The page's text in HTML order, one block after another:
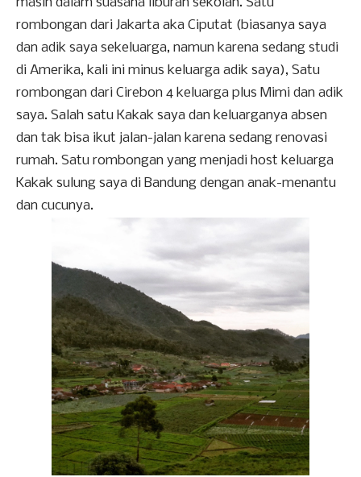
rombongan dari Jakarta aka Ciputat (biasanya saya
dan adik saya sekeluarga, namun karena sedang studi
di Amerika, kali ini minus keluarga adik saya), Satu
rombongan dari Cirebon 4 keluarga plus Mimi dan adik
saya. Salah satu Kakak saya dan keluarganya absen
dan tak bisa ikut jalan-jalan karena sedang renovasi
rumah. Satu rombongan yang menjadi host keluarga
Kakak sulung saya di Bandung dengan anak-menantu
dan cucunya.